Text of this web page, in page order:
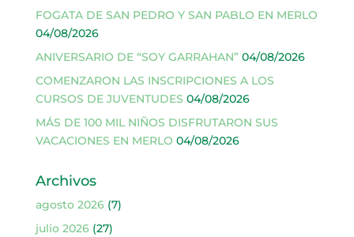
FOGATA DE SAN PEDRO Y SAN PABLO EN MERLO
04/08/2026
ANIVERSARIO DE “SOY GARRAHAN” 04/08/2026
COMENZARON LAS INSCRIPCIONES A LOS
CURSOS DE JUVENTUDES 04/08/2026
MÁS DE 100 MIL NIÑOS DISFRUTARON SUS
VACACIONES EN MERLO 04/08/2026
Archivos
agosto 2026(7)
julio 2026(27)